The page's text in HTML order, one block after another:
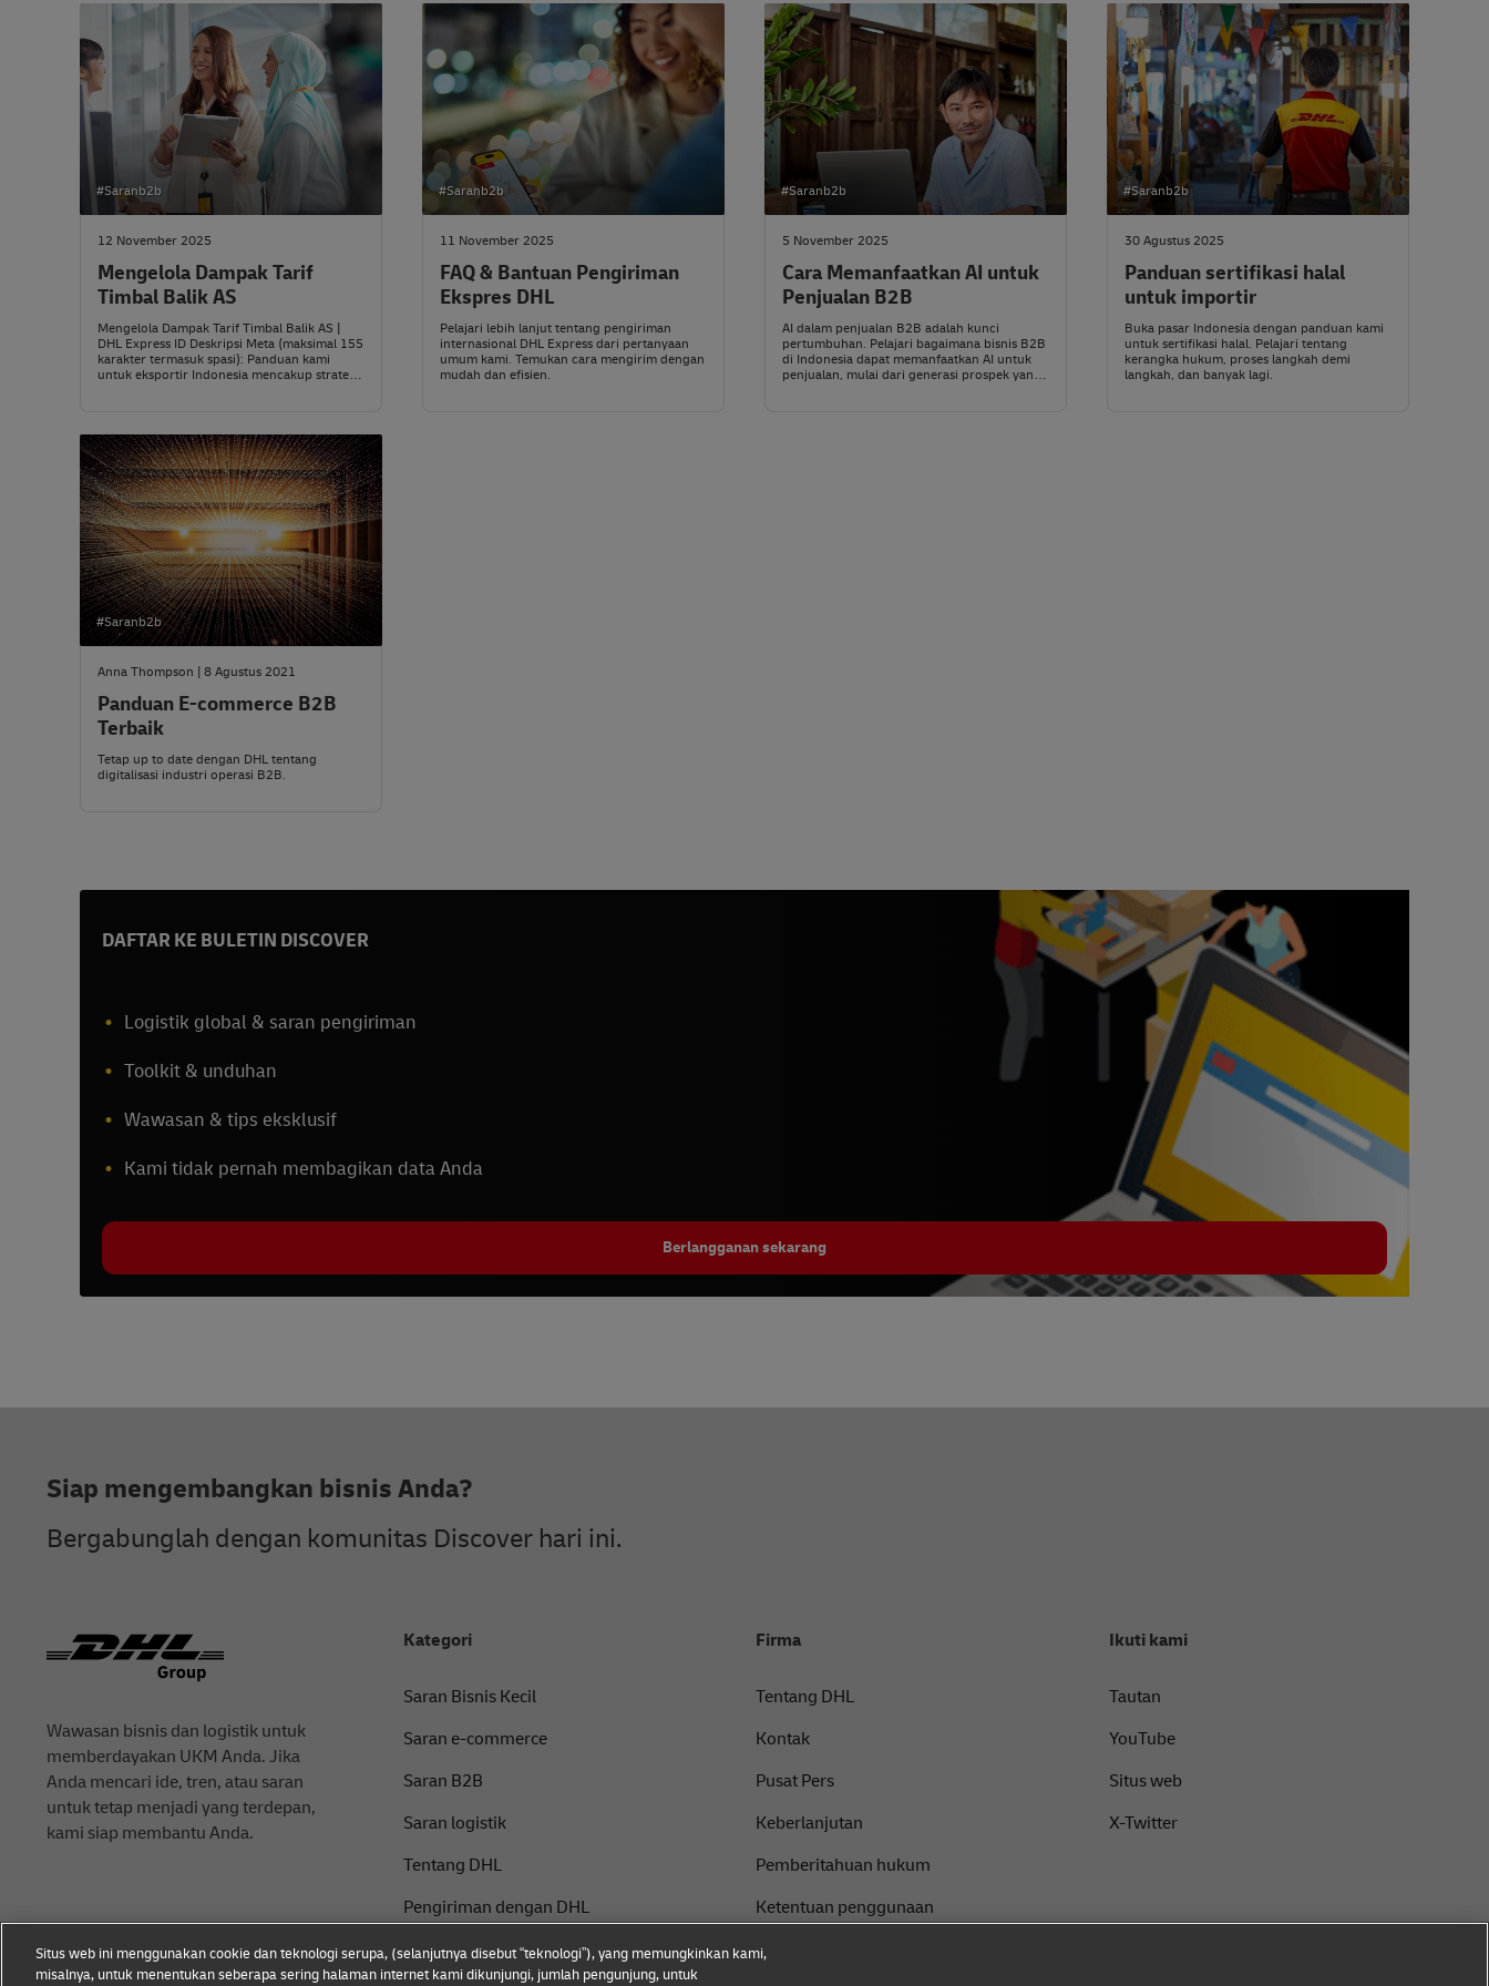
#Saranb2b
12 November 2025
Mengelola Dampak Tarif
Timbal Balik AS
Mengelola Dampak Tarif Timbal Balik AS |
DHL Express ID Deskripsi Meta (maksimal 155
karakter termasuk spasi): Panduan kami
untuk eksportir Indonesia mencakup strategi
#Saranb2b
11 November 2025
FAQ & Bantuan Pengiriman
Ekspres DHL
Pelajari lebih lanjut tentang pengiriman
internasional DHL Express dari pertanyaan
umum kami. Temukan cara mengirim dengan
mudah dan efisien.
#Saranb2b
5 November 2025
Cara Memanfaatkan AI untuk
Penjualan B2B
AI dalam penjualan B2B adalah kunci
pertumbuhan. Pelajari bagaimana bisnis B2B
di Indonesia dapat memanfaatkan AI untuk
penjualan, mulai dari generasi prospek yang
#Saranb2b
30 Agustus 2025
Panduan sertifikasi halal
untuk importir
Buka pasar Indonesia dengan panduan kami
untuk sertifikasi halal. Pelajari tentang
kerangka hukum, proses langkah demi
langkah, dan banyak lagi.
#Saranb2b
Anna Thompson | 8 Agustus 2021
Panduan E-commerce B2B
Terbaik
Tetap up to date dengan DHL tentang
digitalisasi industri operasi B2B.
DAFTAR KE BULETIN DISCOVER
Logistik global & saran pengiriman
Toolkit & unduhan
Wawasan & tips eksklusif
Kami tidak pernah membagikan data Anda
Berlangganan sekarang
Wawasan bisnis dan logistik untuk
memberdayakan UKM Anda. Jika
Anda mencari ide, tren, atau saran
untuk tetap menjadi yang terdepan,
kami siap membantu Anda.
Siap mengembangkan bisnis Anda?
Bergabunglah dengan komunitas Discover hari ini.
Kategori
Saran Bisnis Kecil
Saran e-commerce
Saran B2B
Saran logistik
Tentang DHL
Pengiriman dengan DHL
Firma
Tentang DHL
Kontak
Pusat Pers
Keberlanjutan
Pemberitahuan hukum
Ketentuan penggunaan
Privasi
Ikuti kami
Tautan
YouTube
Situs web
X-Twitter
Situs web ini menggunakan cookie dan teknologi serupa, (selanjutnya disebut “teknologi”), yang memungkinkan kami,
misalnya, untuk menentukan seberapa sering halaman internet kami dikunjungi, jumlah pengunjung, untuk